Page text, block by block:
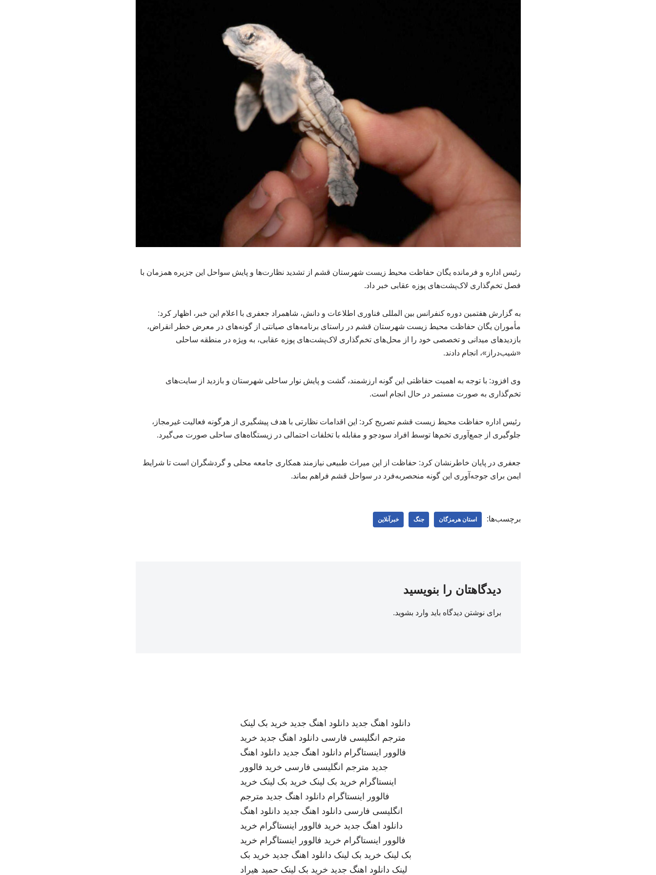
رئیس اداره و فرمانده یگان حفاظت محیط زیست شهرستان قشم از تشدید نظارت‌ها و پایش سواحل این جزیره همزمان با
فصل تخم‌گذاری لاک‌پشت‌های پوزه عقابی خبر داد.
به گزارش هفتمین دوره کنفرانس بین المللی فناوری اطلاعات و دانش، شاهمراد جعفری با اعلام این خبر، اظهار کرد:
مأموران یگان حفاظت محیط زیست شهرستان قشم در راستای برنامه‌های صیانتی از گونه‌های در معرض خطر انقراض،
بازدیدهای میدانی و تخصصی خود را از محل‌های تخم‌گذاری لاک‌پشت‌های پوزه عقابی، به‌ ویژه در منطقه ساحلی
«شیب‌دراز»، انجام دادند.
‌وی افزود: با توجه به اهمیت حفاظتی این گونه ارزشمند، گشت و پایش نوار ساحلی شهرستان و بازدید از سایت‌های
تخم‌گذاری به صورت مستمر در حال انجام است.
‌رئیس اداره حفاظت محیط زیست قشم تصریح کرد: این اقدامات نظارتی با هدف پیشگیری از هرگونه فعالیت غیرمجاز،
جلوگیری از جمع‌آوری تخم‌ها توسط افراد سودجو و مقابله با تخلفات احتمالی در زیستگاه‌های ساحلی صورت می‌گیرد.
‌جعفری در پایان خاطرنشان کرد: حفاظت از این میراث طبیعی نیازمند همکاری جامعه محلی و گردشگران است تا شرایط
ایمن برای جوجه‌آوری این گونه منحصربه‌فرد در سواحل قشم فراهم بماند.
برچسب‌ها: استان هرمزگان جنگ خبرآنلاین
دیدگاهتان را بنویسید
برای نوشتن دیدگاه باید وارد بشوید.
دانلود اهنگ جدید دانلود اهنگ جدید خرید بک لینک
مترجم انگلیسی فارسی دانلود اهنگ جدید خرید
فالوور اینستاگرام دانلود اهنگ جدید دانلود اهنگ
جدید مترجم انگلیسی فارسی خرید فالوور
اینستاگرام خرید بک لینک خرید بک لینک خرید
فالوور اینستاگرام دانلود اهنگ جدید مترجم
انگلیسی فارسی دانلود اهنگ جدید دانلود اهنگ
دانلود اهنگ جدید خرید فالوور اینستاگرام خرید
فالوور اینستاگرام خرید فالوور اینستاگرام خرید
بک لینک خرید بک لینک دانلود اهنگ جدید خرید بک
لینک دانلود اهنگ جدید خرید بک لینک حمید هیراد